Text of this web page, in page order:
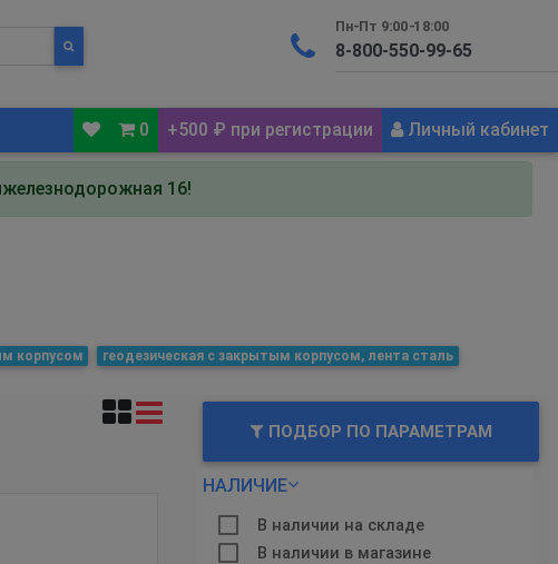
Пн-Пт 9:00-18:00
0 +500 ₽ при регистрации Личный кабинет
16!
корпусом
геодезическая с закрытым корпусом, лента сталь
ПОДБОР ПО ПАРАМЕТРАМ
НАЛИЧИЕ
В наличии на складе
В наличии в магазине